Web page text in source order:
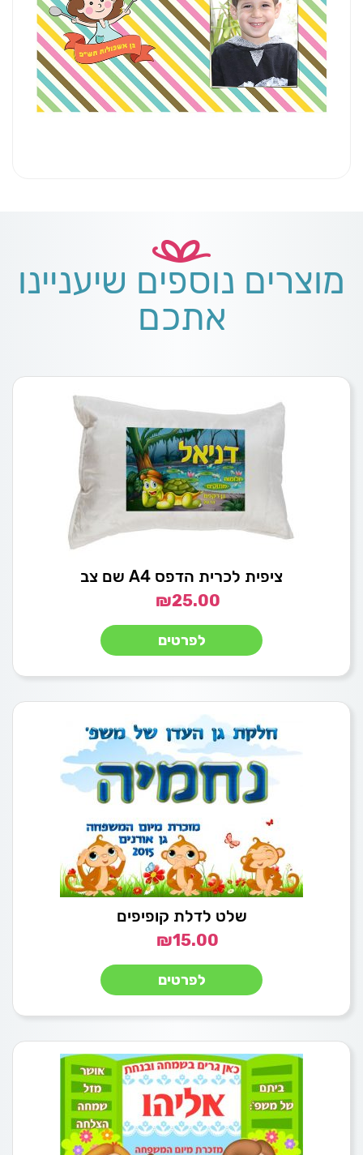
מוצרים נוספים שיעניינו
אתכם
ציפית לכרית הדפס A4 שם צב
₪25.00
לפרטים
שלט לדלת קופיפים
₪15.00
לפרטים